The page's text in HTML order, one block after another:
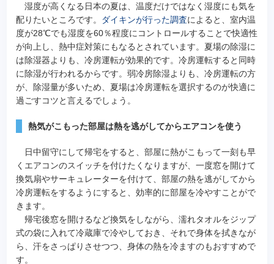
湿度が高くなる日本の夏は、温度だけではなく湿度にも気を
配りたいところです。
ダイキンが行った調査によると、室内温
度が28℃でも湿度を60％程度にコントロールすることで快適性
が向上し、熱中症対策にもなるとされています。夏場の除湿に
は除湿器よりも、冷房運転が効果的です。冷房運転すると同時
に除湿が行われるからです。弱冷房除湿よりも、冷房運転の方
が、除湿量が多いため、夏場は冷房運転を選択するのが快適に
過ごすコツと言えるでしょう。
熱気がこもった部屋は熱を逃がしてからエアコンを使う
日中留守にして帰宅をすると、部屋に熱がこもって一刻も早
くエアコンのスイッチを付けたくなりますが、一度窓を開けて
換気扇やサーキュレーターを付けて、部屋の熱を逃がしてから
冷房運転をするようにすると、効率的に部屋を冷やすことがで
きます。
帰宅後窓を開けるなど換気をしながら、濡れタオルをジップ
式の袋に入れて冷蔵庫で冷やしておき、それで身体を拭きなが
ら、汗をさっぱりさせつつ、身体の熱を冷ますのもおすすめで
す。